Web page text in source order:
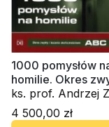
1000 pomysłów
homilie. Okres
kazania
A - B - C
ks. prof. Andrzej
4 500,00 zł